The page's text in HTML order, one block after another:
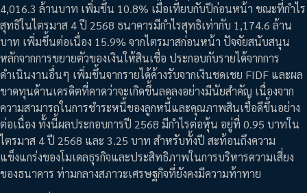
4,016.3 ล้านบาท เพิ่มขึ้น 10.8% เมื่อเทียบกับปีก่อนหน้า ขณะที่กำไร
สุทธิในไตรมาส 4 ปี 2568 ธนาคารมีกำไรสุทธิเท่ากับ 1,174.6 ล้าน
บาท เพิ่มขึ้นต่อเนื่อง 15.9% จากไตรมาสก่อนหน้า ปัจจัยสนับสนุน
หลักจากการขยายตัวของเงินให้สินเชื่อ ประกอบกับรายได้จากการ
ดำเนินงานอื่นๆ เพิ่มขึ้นจากรายได้ค้างรับจากเงินชดเชย FIDF และผล
ขาดทุนด้านเครดิตที่คาดว่าจะเกิดขึ้นลดลงอย่างมีนัยสำคัญ เนื่องจาก
ความสามารถในการชำระหนี้ของลูกหนี้และคุณภาพสินเชื่อดีขึ้นอย่าง
ต่อเนื่อง ทั้งนี้ผลประกอบการปี 2568 มีกำไรต่อหุ้น อยู่ที่ 0.95 บาทใน
ไตรมาส 4 ปี 2568 และ 3.25 บาท สำหรับทั้งปี สะท้อนถึงความ
แข็งแกร่งของโมเดลธุรกิจและประสิทธิภาพในการบริหารความเสี่ยง
ของธนาคาร ท่ามกลางสภาวะเศรษฐกิจที่ยังคงมีความท้าทาย